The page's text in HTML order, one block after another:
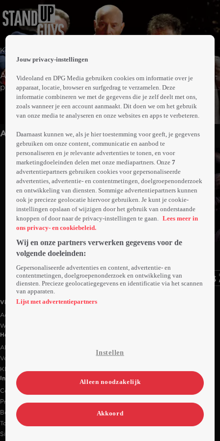
Komedie | Misdaad | Thriller
Als Val na 28 jaar vrijkomt, wordt hij opgehaald door ex-
partner in crime Doc. Val is na jaren van opsluiting klaar
om de boel eens goed op stelten te zetten. Na een wilde
nacht met veel drank, mooie vrouwen, autodiefstal en
het omzeilen van de politie, komt Val erachter dat Doc is
ingehuurd om hem te vermoorden...
Meer
info
Anderen kijken ook
Ga
naar
Ga
Ga
Videoland useful links.
Videoland
Actiecode
Werken bij RTL
Handige links
Alle films & series
Veelgestelde vragen
Klantenservice
Informatie
Contact
Privacy-instellingen
Bedrijfsgegevens
Toegankelijkheidsverklaring
Sitemap
Jouw privacy-instellingen
Videoland en DPG Media gebruiken cookies om informatie over je
apparaat, locatie, browser en surfgedrag te verzamelen. Deze
informatie combineren we met de gegevens die je zelf deelt met ons,
zoals wanneer je een account aanmaakt. Dit doen we om het gebruik
van onze media te analyseren en onze websites en apps te verbeteren.
Daarnaast kunnen we, als je hier toestemming voor geeft, je gegevens
gebruiken om onze content, communicatie en aanbod te
personaliseren en je relevante advertenties te tonen, en voor
marketingdoeleinden delen met onze mediapartners. Onze7
advertentiepartners gebruiken cookies voor gepersonaliseerde
advertenties, advertentie- en contentmetingen, doelgroepenonderzoek
en ontwikkeling van diensten. Sommige advertentiepartners kunnen
ook je precieze geolocatie hiervoor gebruiken. Je kunt je cookie-
instellingen opslaan of wijzigen door het gebruik van onderstaande
knoppen of door naar de privacy-instellingen te gaan. Lees meer in
ons privacy- en cookiebeleid.
Wij en onze partners verwerken gegevens voor de
volgende doeleinden:
Gepersonaliseerde advertenties en content, advertentie- en
contentmetingen, doelgroepenonderzoek en ontwikkeling van
diensten. Precieze geolocatiegegevens en identificatie via het scannen
van apparaten.
Lijst met advertentiepartners
Instellen
Alleen noodzakelijk
Akkoord